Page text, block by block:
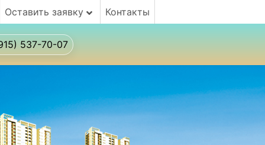
Оставить заявку Контакты
537-70-07